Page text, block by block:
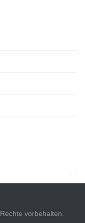
vorbehalten.